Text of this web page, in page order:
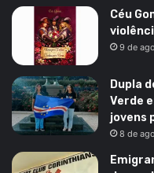
Céu
9 de
Dupla
Verde
jovens
8 de